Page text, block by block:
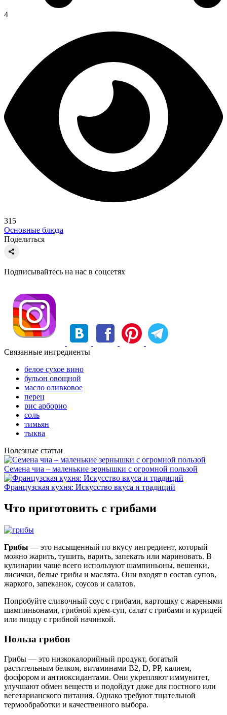
4
315
Основные блюда
Поделиться
Подписывайтесь на нас в соцсетях
Связанные ингредиенты
белое сухое вино
бульон овощной
масло оливковое
перец
рис арборио
соль
тимьян
тыква
Полезные статьи
Семена чиа – маленькие зернышки с огромной пользой
Французская кухня: Искусство вкуса и традиций
Что приготовить с грибами
Грибы — это насыщенный по вкусу ингредиент, который
можно жарить, тушить, варить, запекать или мариновать. В
кулинарии чаще всего используют шампиньоны, вешенки,
лисички, белые грибы и маслята. Они входят в состав супов,
жаркого, запеканок, соусов и салатов.
Попробуйте сливочный соус с грибами, картошку с жареными
шампиньонами, грибной крем-суп, салат с грибами и курицей
или пиццу с грибной начинкой.
Польза грибов
Грибы — это низкокалорийный продукт, богатый
растительным белком, витаминами B2, D, PP, калием,
фосфором и антиоксидантами. Они укрепляют иммунитет,
улучшают обмен веществ и подойдут даже для постного или
вегетарианского питания. Однако требуют тщательной
термообработки и качественного выбора.